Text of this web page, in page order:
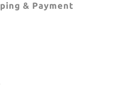
& Payment